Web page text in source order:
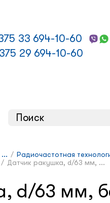
33 694-10-60
29 694-10-60
/ Радиочастотная
/ Датчик ракушка, d/63 мм, ...
d/63 мм,